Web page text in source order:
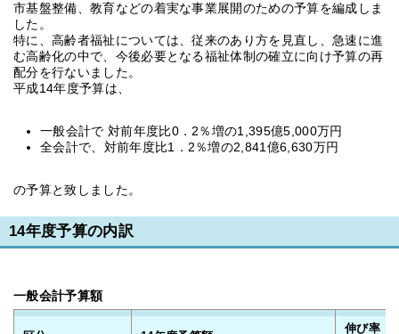
市基盤整備、教育などの着実な事業展開のための予算を編成しま
した。
特に、高齢者福祉については、従来のあり方を見直し、急速に進
む高齢化の中で、今後必要となる福祉体制の確立に向け予算の再
配分を行ないました。
平成14年度予算は、
一般会計で 対前年度比0．2％増の1,395億5,000万円
全会計で、対前年度比1．2％増の2,841億6,630万円
の予算と致しました。
14年度予算の内訳
一般会計予算額
伸び率